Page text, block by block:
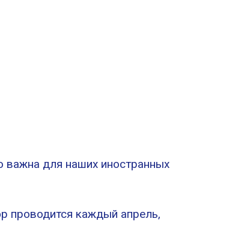
важна для наших иностранных
проводится каждый апрель,